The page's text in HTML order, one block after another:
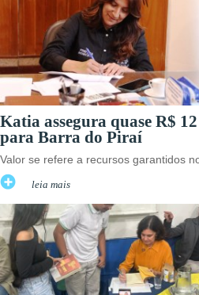
Katia assegura quase R$
para Barra do Piraí
Valor se refere a recursos garantidos
leia mais